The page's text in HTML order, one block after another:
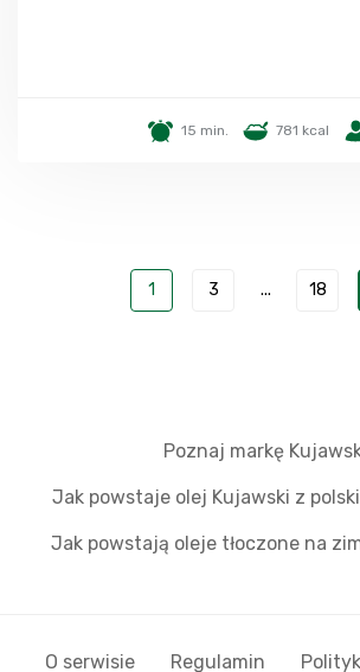
15 min. 781 kcal
1 3 ... 18
Poznaj markę
Jak powstaje olej Kujawski z
Jak powstają oleje tłoczone na
O serwisie Regulamin